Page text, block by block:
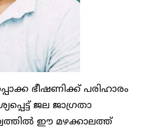
ഭീഷണിക്ക് പരിഹാരം
ജല ജാഗ്രതാ
ഈ മഴക്കാലത്ത്